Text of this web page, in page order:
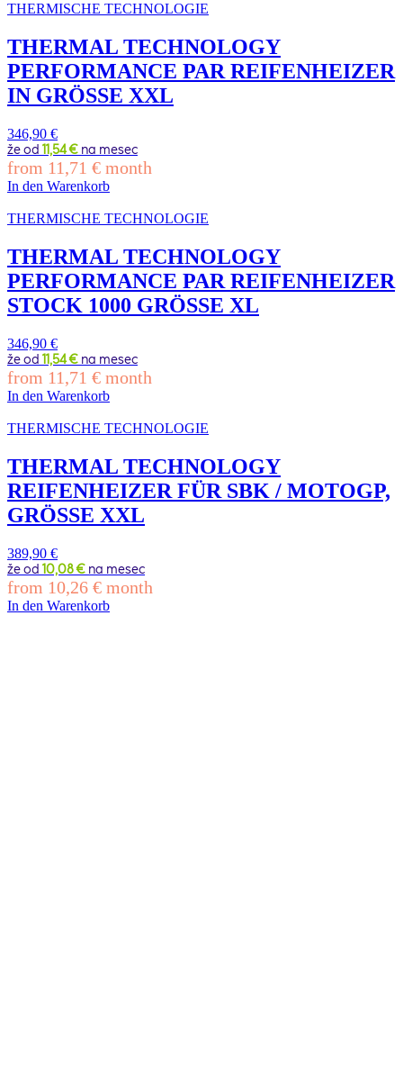
THERMISCHE TECHNOLOGIE
THERMAL TECHNOLOGY
PERFORMANCE PAR REIFENHEIZER
IN GRÖSSE XXL
346,90 €
že od 11,54 € na mesec
from 11,71 € month
In den Warenkorb
THERMISCHE TECHNOLOGIE
THERMAL TECHNOLOGY
PERFORMANCE PAR REIFENHEIZER
STOCK 1000 GRÖSSE XL
346,90 €
že od 11,54 € na mesec
from 11,71 € month
In den Warenkorb
THERMISCHE TECHNOLOGIE
THERMAL TECHNOLOGY
REIFENHEIZER FÜR SBK / MOTOGP,
GRÖSSE XXL
389,90 €
že od 10,08 € na mesec
from 10,26 € month
In den Warenkorb